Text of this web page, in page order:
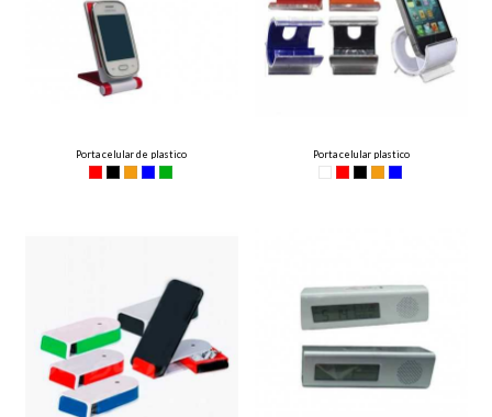
Porta celular de plastico Porta celular plastico